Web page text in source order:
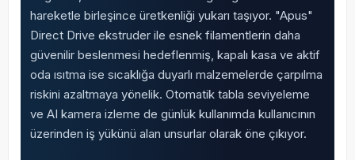
hareketle birleşince üretkenliği yukarı taşıyor. "Apus"
Direct Drive ekstruder ile esnek filamentlerin daha
güvenilir beslenmesi hedeflenmiş, kapalı kasa ve aktif
oda ısıtma ise sıcaklığa duyarlı malzemelerde çarpılma
riskini azaltmaya yönelik. Otomatik tabla seviyeleme
ve AI kamera izleme de günlük kullanımda kullanıcının
üzerinden iş yükünü alan unsurlar olarak öne çıkıyor.